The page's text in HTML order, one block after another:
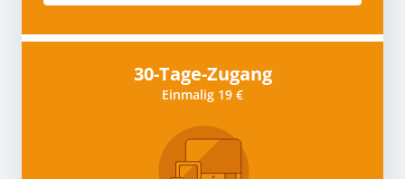
30-Tage-Zugang
Einmalig 19 €